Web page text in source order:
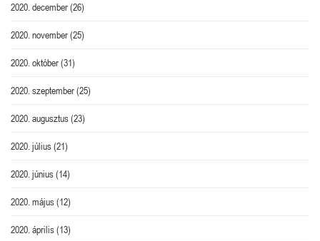
2020. december(26)
2020. november(25)
2020. október(31)
2020. szeptember(25)
2020. augusztus(23)
2020. július(21)
2020. június(14)
2020. május(12)
2020. április(13)